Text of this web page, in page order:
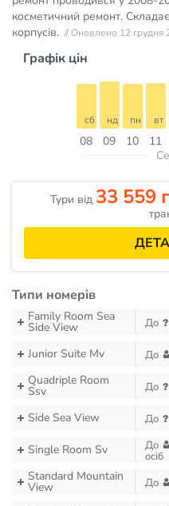
косметичний ремонт.
корпусів. // Оновлено 12 грудня
Графік цін
08
сб
09
нд
10
пн
11
вт
Тури від 33 559
Типи номерів
Family Room Sea
Side View До
Junior Suite Mv До
Quadriple Room
Ssv До
Side Sea View До
Single Room Sv До
осіб
Standard Mountain
View До